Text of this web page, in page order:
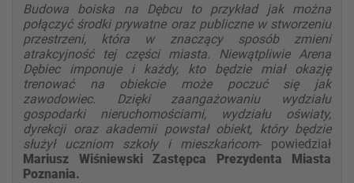
Budowa boiska na Dębcu to przykład jak można
połączyć środki prywatne oraz publiczne w stworzeniu
przestrzeni, która w znaczący sposób zmieni
atrakcyjność tej części miasta. Niewątpliwie Arena
Dębiec imponuje i każdy, kto będzie miał okazję
trenować na obiekcie może poczuć się jak
zawodowiec. Dzięki zaangażowaniu wydziału
gospodarki nieruchomościami, wydziału oświaty,
dyrekcji oraz akademii powstał obiekt, który będzie
służył uczniom szkoły i mieszkańcom- powiedział
Mariusz Wiśniewski Zastępca Prezydenta Miasta
Poznania.